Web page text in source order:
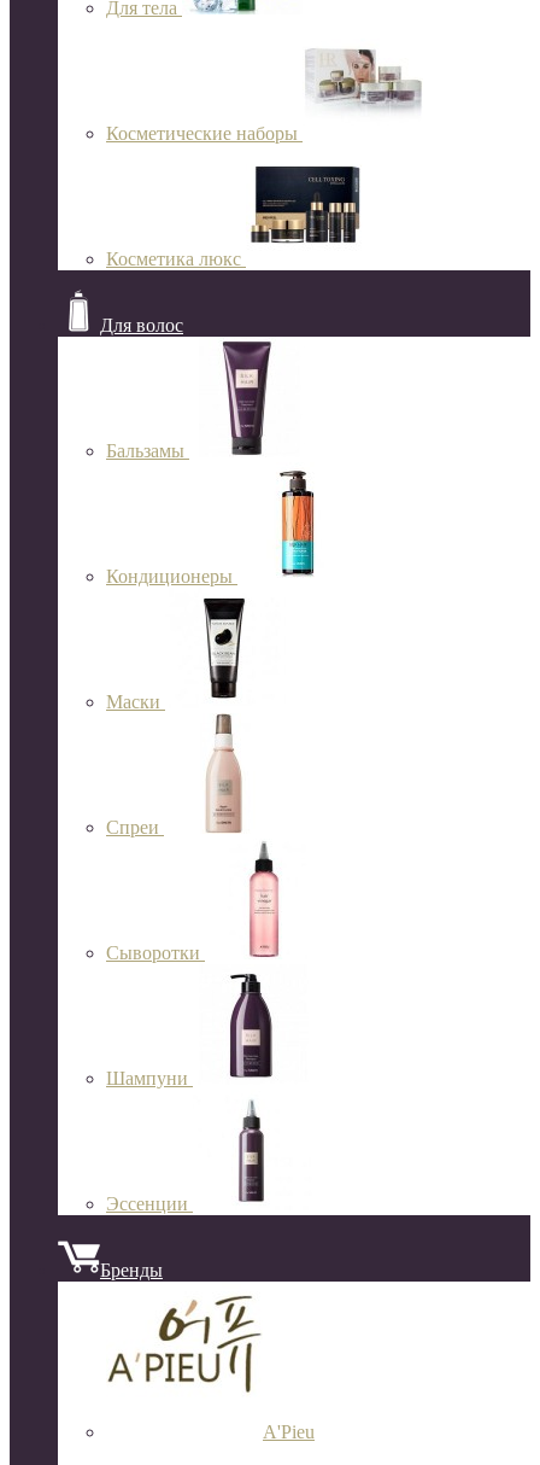
Для тела
Косметические наборы
Косметика люкс
Для волос
Бальзамы
Кондиционеры
Маски
Спреи
Сыворотки
Шампуни
Эссенции
Бренды
A'Pieu